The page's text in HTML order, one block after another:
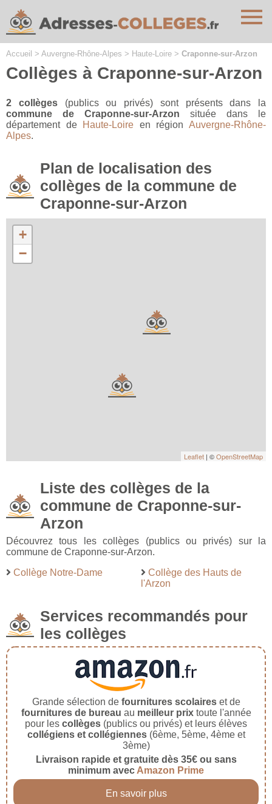
Accueil > Auvergne-Rhône-Alpes > Haute-Loire > Craponne-sur-Arzon
Collèges à Craponne-sur-Arzon
2 collèges(publics ou privés) sont présents dans la
commune de Craponne-sur-Arzon située dans le
département de
Haute-Loire en régionAuvergne-Rhône-
Alpes.
Plan de localisation des
collèges de la commune de
Craponne-sur-Arzon
+
−
Leaflet | ©OpenStreetMap
Liste des collèges de la
commune de Craponne-sur-
Arzon
Découvrez tous les collèges (publics ou privés) sur la
commune de Craponne-sur-Arzon.
Collège Notre-Dame
Collège des Hauts de
l'Arzon
Services recommandés pour
les collèges
Grande sélection de fournitures scolaireset de
fournitures de bureau au meilleur prixtoute l'année
pour les collèges (publics ou privés) et leurs élèves
collégiens et collégiennes(6ème, 5ème, 4ème et
3ème)
Livraison rapide et gratuite dès 35€ ou sans
minimum avec Amazon Prime
En savoir plus